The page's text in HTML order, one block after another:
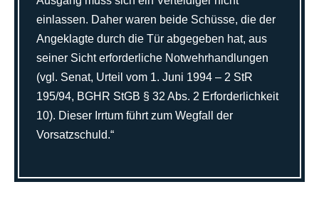
einlassen. Daher waren beide Schüsse, die der
Angeklagte durch die Tür abgegeben hat, aus
seiner Sicht erforderliche Notwehrhandlungen
(vgl. Senat, Urteil vom 1. Juni 1994 – 2 StR
195/94, BGHR StGB § 32 Abs. 2 Erforderlichkeit
10). Dieser Irrtum führt zum Wegfall der
Vorsatzschuld.“